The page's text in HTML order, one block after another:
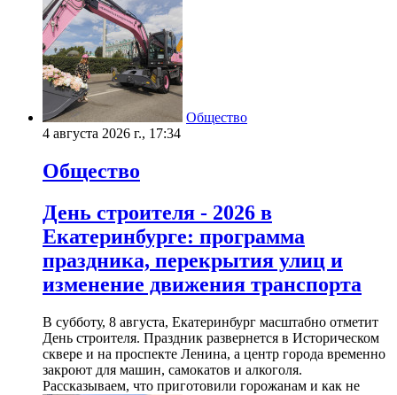
Общество
4 августа 2026 г., 17:34
Общество
День строителя - 2026 в
Екатеринбурге: программа
праздника, перекрытия улиц и
изменение движения транспорта
В субботу, 8 августа, Екатеринбург масштабно отметит
День строителя. Праздник развернется в Историческом
сквере и на проспекте Ленина, а центр города временно
закроют для машин, самокатов и алкоголя.
Рассказываем, что приготовили горожанам и как не